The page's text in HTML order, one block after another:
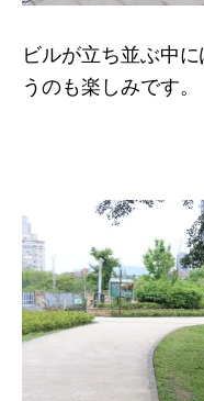
ビルが立ち並ぶ中
うのも楽しみです。